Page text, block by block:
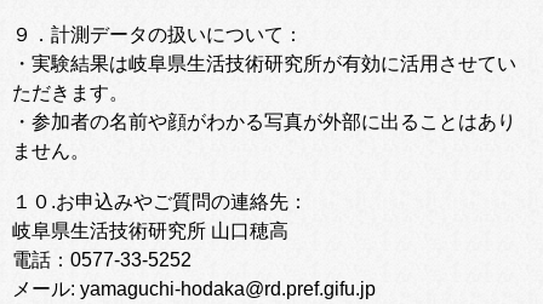
９．計測データの扱いについて：
・実験結果は岐阜県生活技術研究所が有効に活用させてい
ただきます。
・参加者の名前や顔がわかる写真が外部に出ることはあり
ません。
１０.お申込みやご質問の連絡先：
岐阜県生活技術研究所 山口穂高
電話：0577-33-5252
メール: yamaguchi-hodaka@rd.pref.gifu.jp